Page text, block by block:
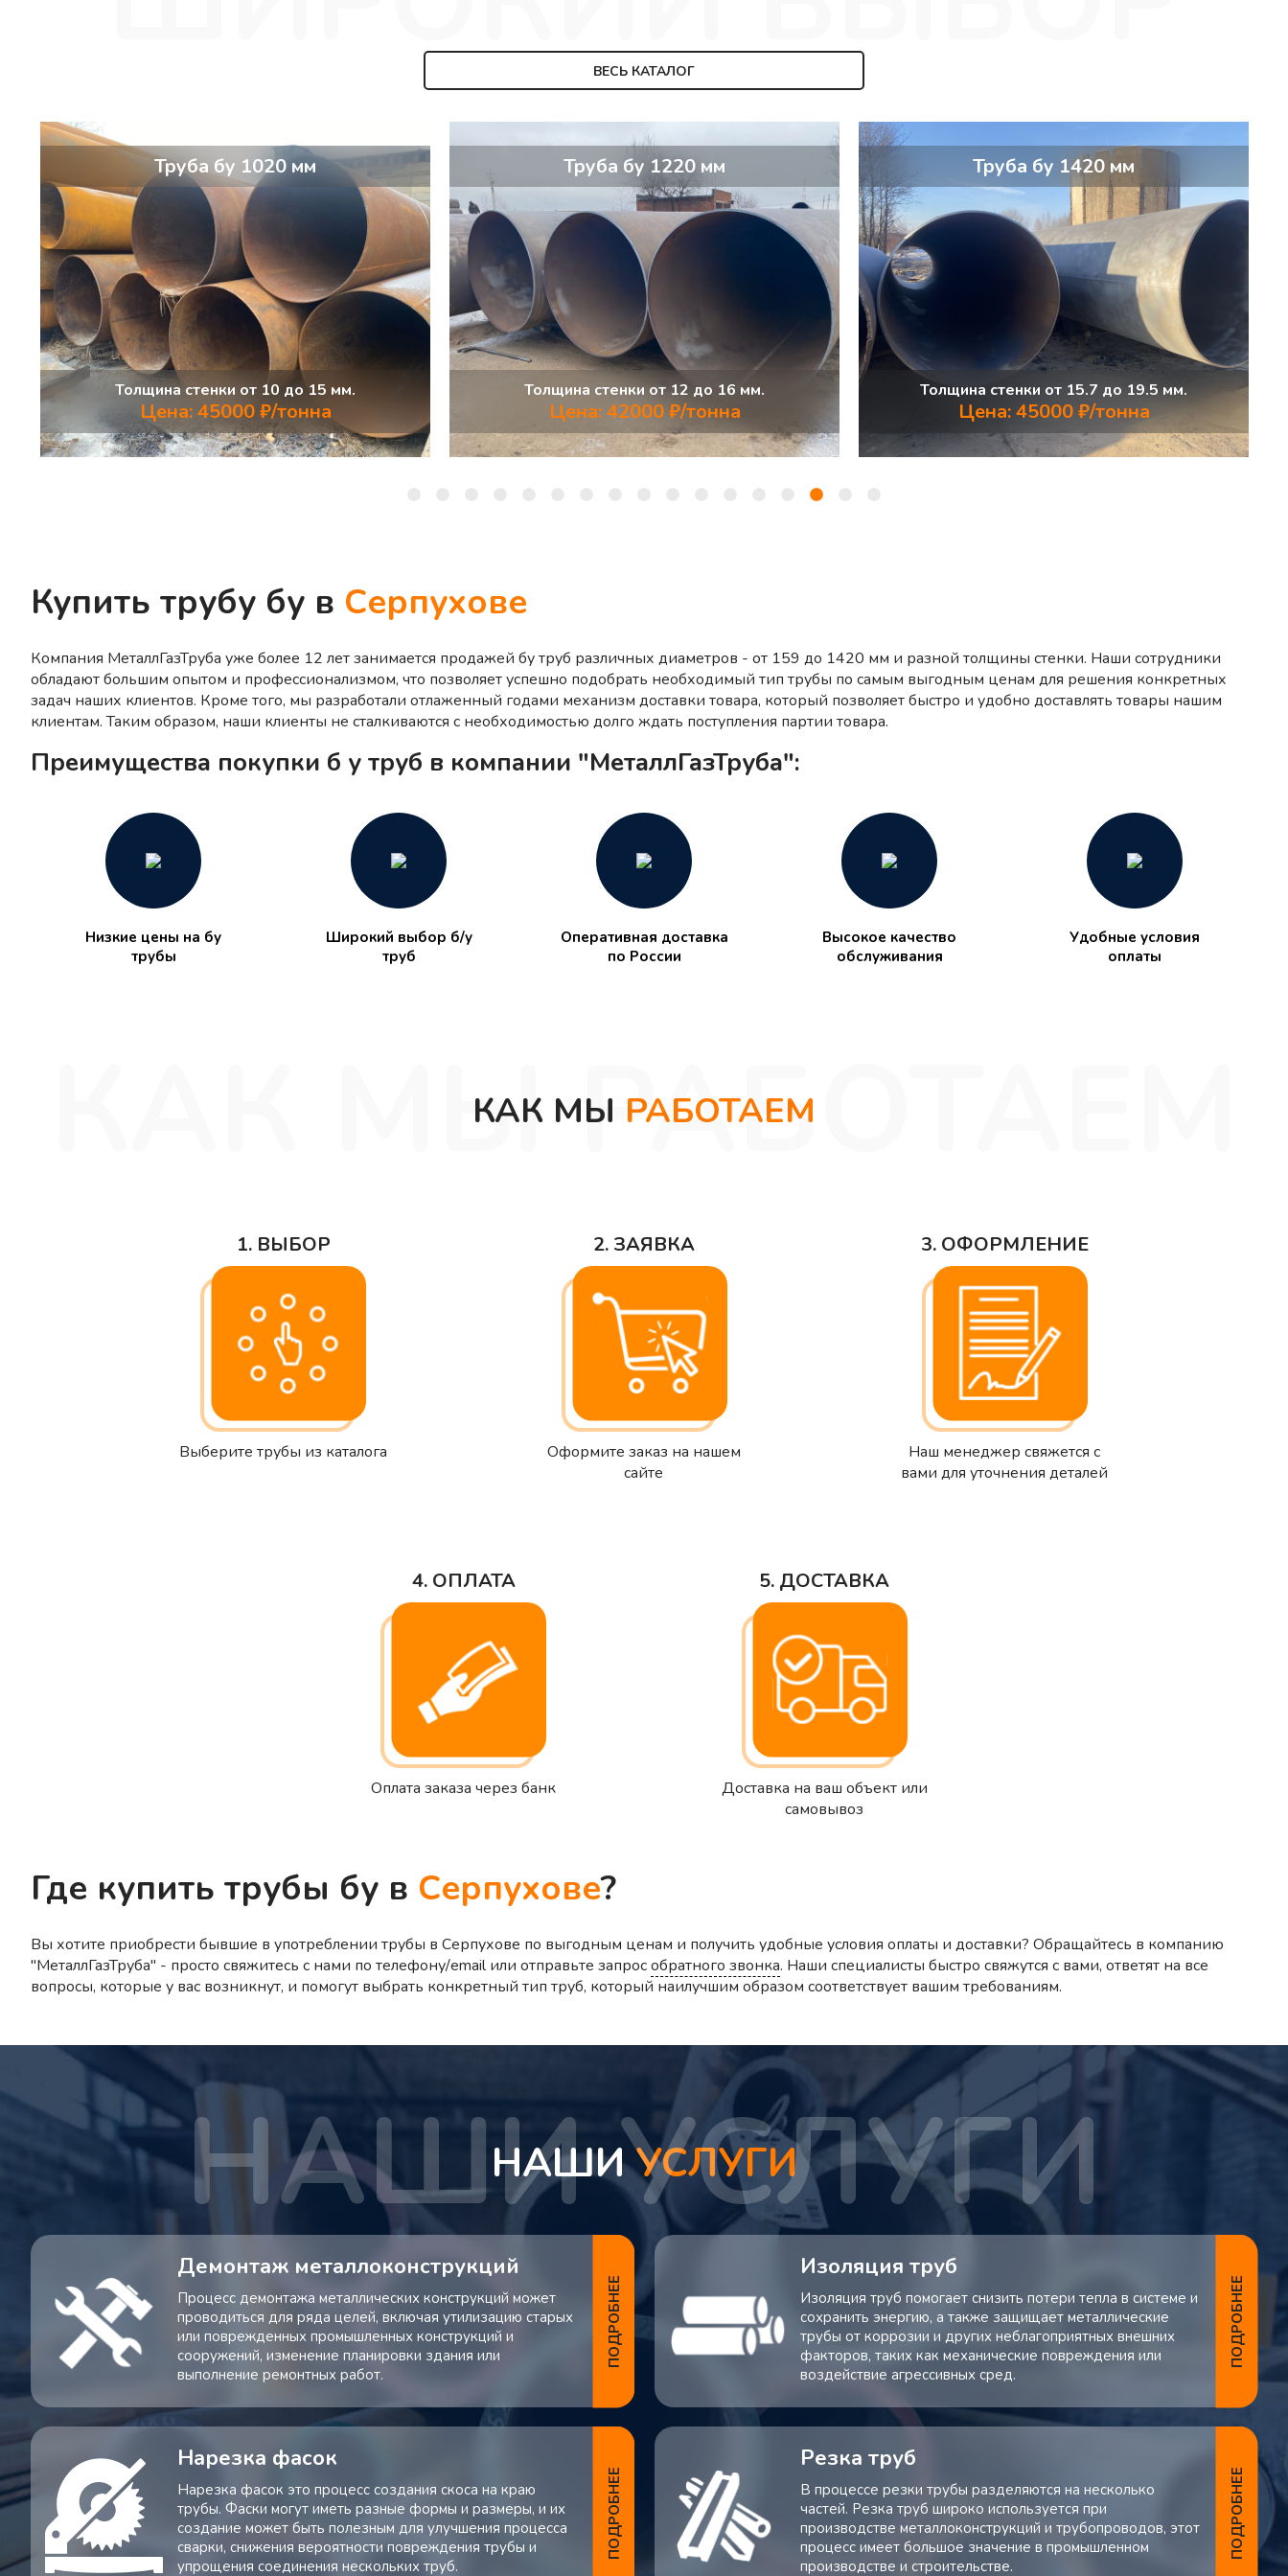
ВЕСЬ КАТАЛОГ
Труба бу 1020 мм
Толщина стенки от 10 до 15 мм.
Цена: 45000 ₽/тонна
Труба бу 1220 мм
Толщина стенки от 12 до 16 мм.
Цена: 42000 ₽/тонна
Труба бу 1420 мм
Толщина стенки от 15.7 до 19.5 мм.
Цена: 45000 ₽/тонна
Купить трубу бу в Серпухове
Компания МеталлГазТруба уже более 12 лет занимается продажей бу труб различных диаметров - от 159 до 1420 мм и разной толщины стенки. Наши сотрудники
обладают большим опытом и профессионализмом, что позволяет успешно подобрать необходимый тип трубы по самым выгодным ценам для решения конкретных
задач наших клиентов. Кроме того, мы разработали отлаженный годами механизм доставки товара, который позволяет быстро и удобно доставлять товары нашим
клиентам. Таким образом, наши клиенты не сталкиваются с необходимостью долго ждать поступления партии товара.
Преимущества покупки б у труб в компании "МеталлГазТруба":
Низкие цены на бу
трубы
Широкий выбор б/у
труб
Оперативная доставка
по России
Высокое качество
обслуживания
Удобные условия
оплаты
КАК МЫ РАБОТАЕМ
1. ВЫБОР
Выберите трубы из каталога
2. ЗАЯВКА
Оформите заказ на нашем
сайте
3. ОФОРМЛЕНИЕ
Наш менеджер свяжется с
вами для уточнения деталей
4. ОПЛАТА
Оплата заказа через банк
5. ДОСТАВКА
Доставка на ваш объект или
самовывоз
Где купить трубы бу в Серпухове?
Вы хотите приобрести бывшие в употреблении трубы в Серпухове по выгодным ценам и получить удобные условия оплаты и доставки? Обращайтесь в компанию
"МеталлГазТруба" - просто свяжитесь с нами по телефону/email или отправьте запрособратного звонка. Наши специалисты быстро свяжутся с вами, ответят на все
вопросы, которые у вас возникнут, и помогут выбрать конкретный тип труб, который наилучшим образом соответствует вашим требованиям.
НАШИУСЛУГИ
Демонтаж металлоконструкций
Процесс демонтажа металлических конструкций может
проводиться для ряда целей, включая утилизацию старых
или поврежденных промышленных конструкций и
сооружений, изменение планировки здания или
выполнение ремонтных работ.
ПОДРОБНЕЕ
Изоляция труб
Изоляция труб помогает снизить потери тепла в системе и
сохранить энергию, а также защищает металлические
трубы от коррозии и других неблагоприятных внешних
факторов, таких как механические повреждения или
воздействие агрессивных сред.
ПОДРОБНЕЕ
Нарезка фасок
Нарезка фасок это процесс создания скоса на краю
трубы. Фаски могут иметь разные формы и размеры, и их
создание может быть полезным для улучшения процесса
сварки, снижения вероятности повреждения трубы и
упрощения соединения нескольких труб.
ПОДРОБНЕЕ
Резка труб
В процессе резки трубы разделяются на несколько
частей. Резка труб широко используется при
производстве металлоконструкций и трубопроводов, этот
процесс имеет большое значение в промышленном
производстве и строительстве.
ПОДРОБНЕЕ